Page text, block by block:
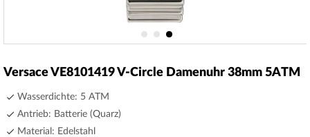
der
Bildergalerie
Versace VE8101419 V-Circle Damenuhr 38mm 5ATM
Wasserdichte: 5 ATM
Antrieb: Batterie (Quarz)
Material: Edelstahl